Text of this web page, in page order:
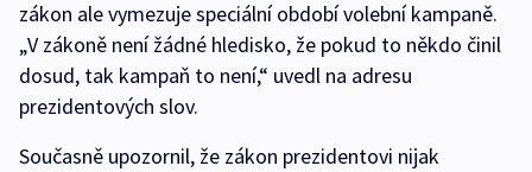
zákon ale vymezuje speciální období volební kampaně.
„V zákoně není žádné hledisko, že pokud to někdo činil
dosud, tak kampaň to není,“ uvedl na adresu
prezidentových slov.
Současně upozornil, že zákon prezidentovi nijak